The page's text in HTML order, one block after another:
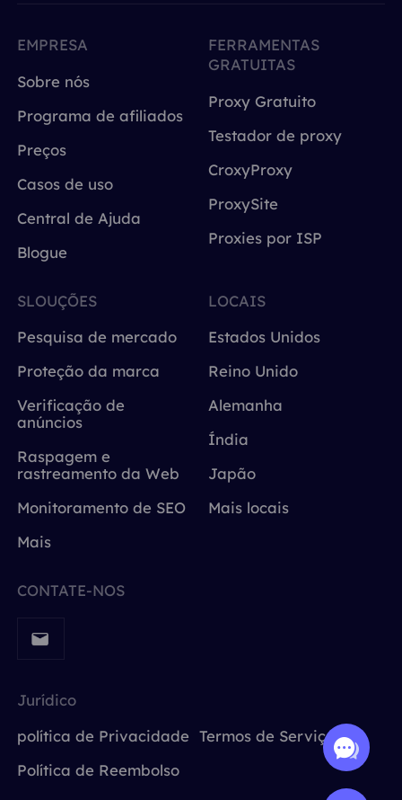
EMPRESA
Sobre nós
Programa de afiliados
Preços
Casos de uso
Central de Ajuda
Blogue
FERRAMENTAS
GRATUITAS
Proxy Gratuito
Testador de proxy
CroxyProxy
ProxySite
Proxies por ISP
SLOUÇÕES
Pesquisa de mercado
Proteção da marca
Verificação de
anúncios
Raspagem e
rastreamento da Web
Monitoramento de SEO
Mais
LOCAIS
Estados Unidos
Reino Unido
Alemanha
Índia
Japão
Mais locais
CONTATE-NOS
Jurídico
política de Privacidade Termos de Serviço
Política de Reembolso